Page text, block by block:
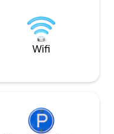
dormitorio tiene
cómoda,
chimenea
Wifi